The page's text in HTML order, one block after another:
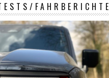
FAHRBERICHTE